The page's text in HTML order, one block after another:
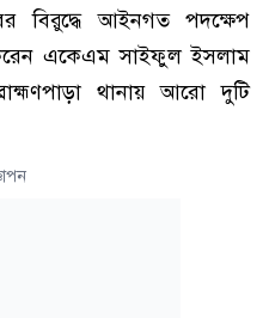
বিরুদ্ধে আইনগত পদক্ষেপ
একেএম সাইফুল ইসলাম
থানায় আরো দুটি